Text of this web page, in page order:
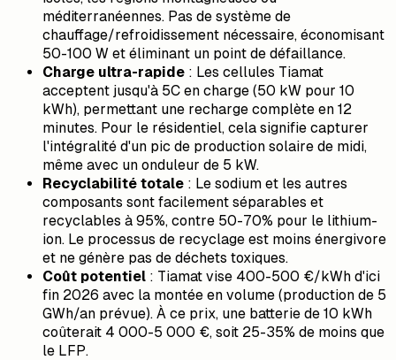
méditerranéennes. Pas de système de
chauffage/refroidissement nécessaire, économisant
50-100 W et éliminant un point de défaillance.
Charge ultra-rapide : Les cellules Tiamat
acceptent jusqu'à 5C en charge (50 kW pour 10
kWh), permettant une recharge complète en 12
minutes. Pour le résidentiel, cela signifie capturer
l'intégralité d'un pic de production solaire de midi,
même avec un onduleur de 5 kW.
Recyclabilité totale : Le sodium et les autres
composants sont facilement séparables et
recyclables à 95%, contre 50-70% pour le lithium-
ion. Le processus de recyclage est moins énergivore
et ne génère pas de déchets toxiques.
Coût potentiel : Tiamat vise 400-500 €/kWh d'ici
fin 2026 avec la montée en volume (production de 5
GWh/an prévue). À ce prix, une batterie de 10 kWh
coûterait 4 000-5 000 €, soit 25-35% de moins que
le LFP.